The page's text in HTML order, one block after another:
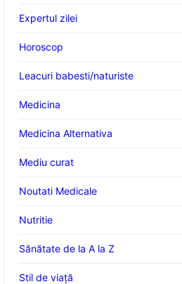
Expertul zilei
Horoscop
Leacuri babesti/naturiste
Medicina
Medicina Alternativa
Mediu curat
Noutati Medicale
Nutritie
Sănătate de la A la Z
Stil de viaţă